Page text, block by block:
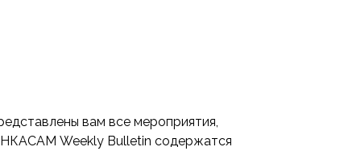
вам все мероприятия,
Weekly Bulletin содержатся